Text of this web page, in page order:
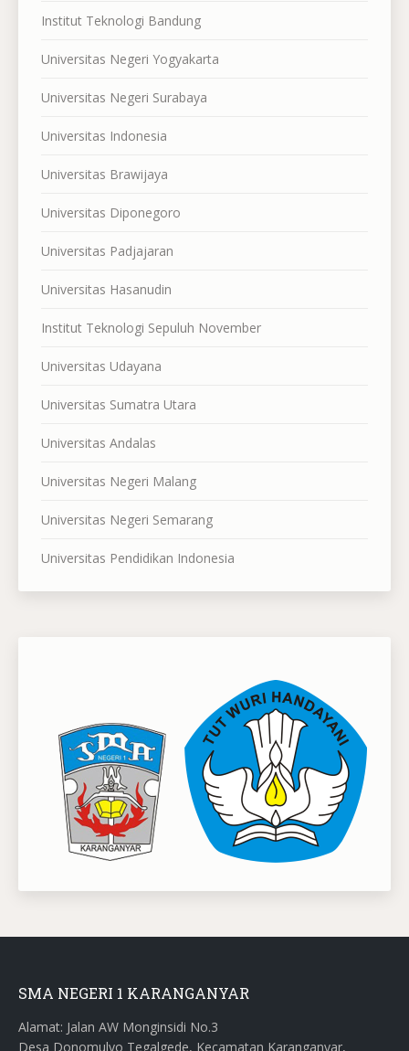
Institut Teknologi Bandung
Universitas Negeri Yogyakarta
Universitas Negeri Surabaya
Universitas Indonesia
Universitas Brawijaya
Universitas Diponegoro
Universitas Padjajaran
Universitas Hasanudin
Institut Teknologi Sepuluh November
Universitas Udayana
Universitas Sumatra Utara
Universitas Andalas
Universitas Negeri Malang
Universitas Negeri Semarang
Universitas Pendidikan Indonesia
SMA NEGERI 1 KARANGANYAR
Alamat: Jalan AW Monginsidi No.3
Desa Donomulyo Tegalgede, Kecamatan Karanganyar,